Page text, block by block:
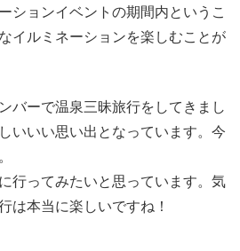
ションイベントの期間内というこ
イルミネーションを楽しむことが
バーで温泉三昧旅行をしてきまし
いいい思い出となっています。今
行ってみたいと思っています。気
は本当に楽しいですね！